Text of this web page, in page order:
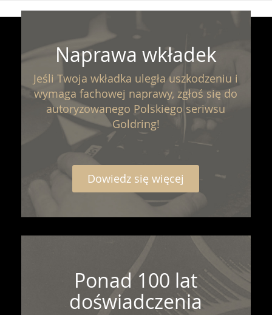
Naprawa wkładek
Jeśli Twoja wkładka uległa uszkodzeniu i
wymaga fachowej naprawy, zgłoś się do
autoryzowanego Polskiego seriwsu
Goldring!
Dowiedz się więcej
Ponad 100 lat
doświadczenia